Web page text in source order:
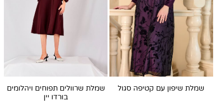
שמלת שיפון עם קטיפה סגול
שמלת שרוולים תפוחים ויהלומים
בורדו יין